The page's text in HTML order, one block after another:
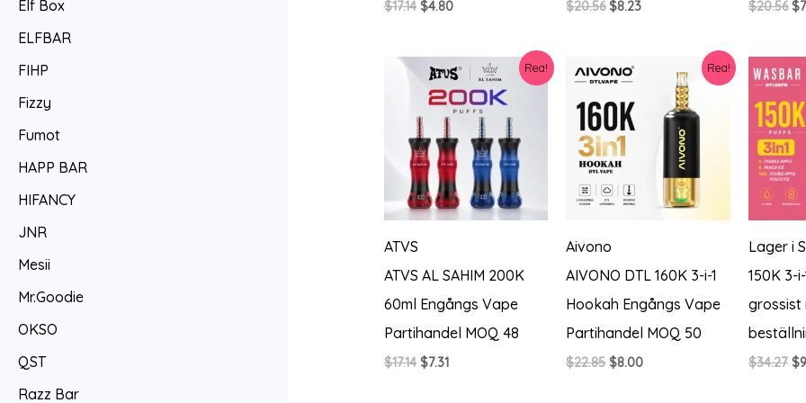
Elf Box
ELFBAR
FIHP
Fizzy
Fumot
HAPP BAR
HIFANCY
JNR
Mesii
Mr.Goodie
OKSO
QST
Razz Bar
$17.14 Det
var:
$17.14.
$4.80Det
är:
$4.80.
$20.56 Det
$20.56.
$8.23Det
$20.56 $
Rea!
ATVS
ATVS AL SAHIM 200K
60ml Engångs Vape
Partihandel MOQ 48
$17.14 Det
$7.31Det
Rea!
Aivono
AIVONO DTL 160K 3-i-1
Hookah Engångs Vape
Partihandel MOQ 50
$22.85 Det
$8.00Det
Lager i
150K 3-
grossist
$34.27 $